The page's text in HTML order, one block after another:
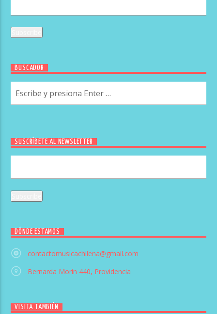
BUSCADOR
SUSCRÍBETE AL NEWSLETTER
DÓNDE ESTAMOS
contactomusicachilena@gmail.com
Bernarda Morín 440, Providencia
VISITA TAMBIÉN